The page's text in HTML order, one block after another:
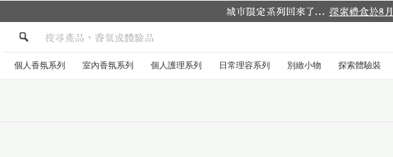
城市限定系列回來了...探索禮盒於8月1日至9月30日限時登場
個人香氛系列 室內香氛系列 個人護理系列 日常理容系列 別緻小物 探索體驗裝